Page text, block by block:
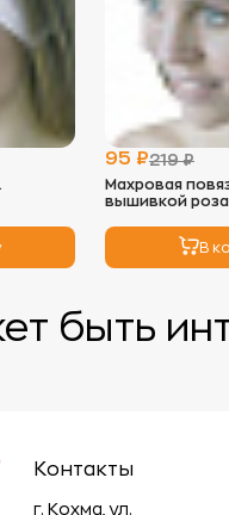
95 ₽219 ₽
Махровая
вышивкой роза
В
быть
Контакты
г. Кохма, ул.